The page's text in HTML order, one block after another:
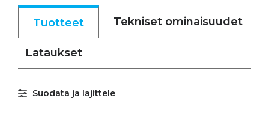
Tuotteet Tekniset ominaisuudet
Lataukset
Suodata ja lajittele